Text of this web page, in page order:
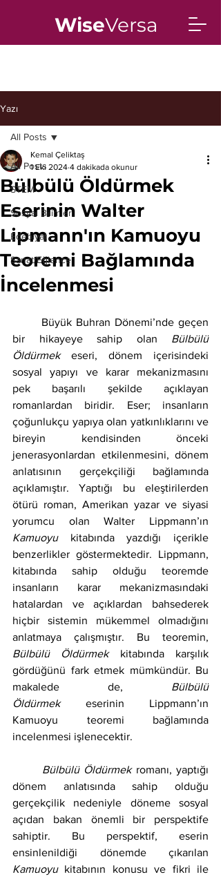
WiseVersa
Yazı
All Posts
STEM
Sosyal Bilimler
Edebiyat
Sanat/Eğlence
All Posts
Bülbülü Öldürmek
Eserinin Walter
Lipmann'ın Kamuoyu
Teoremi Bağlamında
İncelenmesi
Kemal Çeliktaş
1 Eki 2024 4 dakikada okunur
bir hikayeye sahip olan Bülbülü
Öldürmek eseri, dönem içerisindeki
sosyal yapıyı ve karar mekanizmasını
pek başarılı şekilde açıklayan
romanlardan biridir. Eser; insanların
çoğunlukçu yapıya olan yatkınlıklarını ve
bireyin kendisinden önceki
jenerasyonlardan etkilenmesini, dönem
anlatısının gerçekçiliği bağlamında
açıklamıştır. Yaptığı bu eleştirilerden
ötürü roman, Amerikan yazar ve siyasi
Kamuoyu kitabında yazdığı içerikle
benzerlikler göstermektedir. Lippmann,
kitabında sahip olduğu teoremde
insanların karar mekanizmasındaki
hatalardan ve açıklardan bahsederek
hiçbir sistemin mükemmel olmadığını
Bülbülü Öldürmek kitabında karşılık
gördüğünü fark etmek mümkündür. Bu
makalede de, Bülbülü
Öldürmek eserinin Lippmann’ın
Kamuoyu teoremi bağlamında
incelenmesi işlenecektir.
	Bülbülü Öldürmek
romanı, yaptığı
dönem anlatısında sahip olduğu
gerçekçilik nedeniyle döneme sosyal
açıdan bakan önemli bir perspektife
sahiptir. Bu perspektif, eserin
Kamuoyu kitabının konusu ve fikri ile